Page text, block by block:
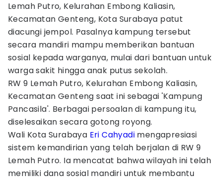
Lemah Putro, Kelurahan Embong Kaliasin,
Kecamatan Genteng, Kota Surabaya patut
diacungi jempol. Pasalnya kampung tersebut
secara mandiri mampu memberikan bantuan
sosial kepada warganya, mulai dari bantuan untuk
warga sakit hingga anak putus sekolah.
RW 9 Lemah Putro, Kelurahan Embong Kaliasin,
Kecamatan Genteng saat ini sebagai 'Kampung
Pancasila'. Berbagai persoalan di kampung itu,
diselesaikan secara gotong royong.
Wali Kota Surabaya Eri Cahyadi mengapresiasi
sistem kemandirian yang telah berjalan di RW 9
Lemah Putro. Ia mencatat bahwa wilayah ini telah
memiliki dana sosial mandiri untuk membantu